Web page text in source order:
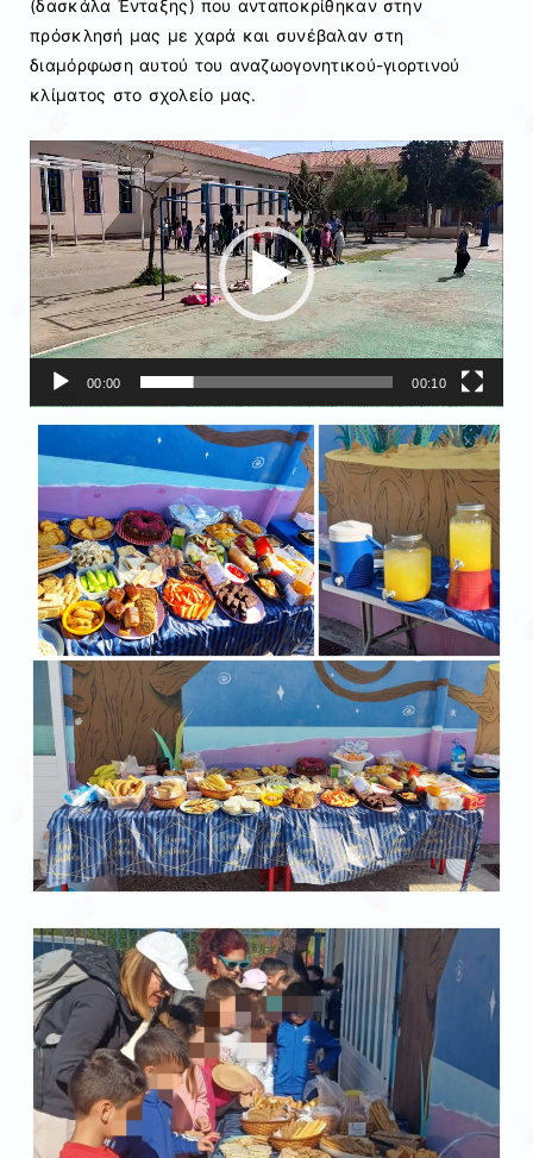
(δασκάλα Ένταξης) που ανταποκρίθηκαν στην
πρόσκλησή μας με χαρά και συνέβαλαν στη
διαμόρφωση αυτού του αναζωογονητικού-γιορτινού
κλίματος στο σχολείο μας.
Πρόγραμμα
Αναπαραγωγής
Βίντεο
00:00 00:10